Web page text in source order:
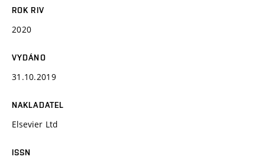
ROK RIV
2020
VYDÁNO
31.10.2019
NAKLADATEL
Elsevier Ltd
ISSN